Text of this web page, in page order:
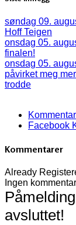
søndag 09.
Hoff Teigen
onsdag 05.
finalen!
onsdag 05.
påvirket meg
trodde
Facebook
Kommentarer
Already
Ingen
avsluttet!